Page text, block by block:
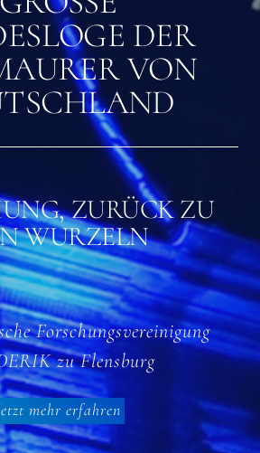
DER F
VON D
ZURÜCK ZU
WURZELN
Forschungsvereinigung
zu Flensburg
mehr erfahren